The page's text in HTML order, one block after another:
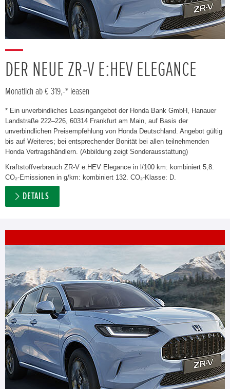
DER NEUE ZR-V E:HEV ELEGANCE
Monatlich ab € 319,-* leasen
* Ein unverbindliches Leasingangebot der Honda Bank GmbH, Hanauer
Landstraße 222–226, 60314 Frankfurt am Main, auf Basis der
unverbindlichen Preisempfehlung von Honda Deutschland. Angebot gültig
bis auf Weiteres; bei entsprechender Bonität bei allen teilnehmenden
Honda Vertragshändlern. (Abbildung zeigt Sonderausstattung)
Kraftstoffverbrauch ZR-V e:HEV Elegance in l/100 km: kombiniert 5,8.
CO₂-Emissionen in g/km: kombiniert 132. CO₂-Klasse: D.
DETAILS